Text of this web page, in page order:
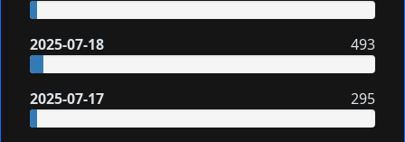
2025-07-18 493
2025-07-17 295